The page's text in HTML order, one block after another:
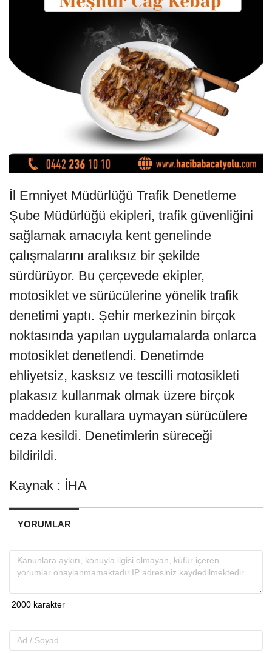
İl Emniyet Müdürlüğü Trafik Denetleme
Şube Müdürlüğü ekipleri, trafik güvenliğini
sağlamak amacıyla kent genelinde
çalışmalarını aralıksız bir şekilde
sürdürüyor. Bu çerçevede ekipler,
motosiklet ve sürücülerine yönelik trafik
denetimi yaptı. Şehir merkezinin birçok
noktasında yapılan uygulamalarda onlarca
motosiklet denetlendi. Denetimde
ehliyetsiz, kasksız ve tescilli motosikleti
plakasız kullanmak olmak üzere birçok
maddeden kurallara uymayan sürücülere
ceza kesildi. Denetimlerin süreceği
bildirildi.
Kaynak : İHA
YORUMLAR